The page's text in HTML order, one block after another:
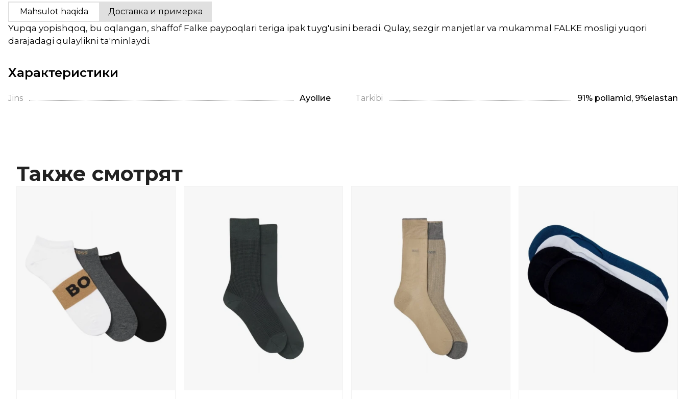
Mahsulot haqida Доставка и примерка
Yupqa yopishqoq, bu oqlangan, shaffof Falke paypoqlari teriga ipak tuyg'usini beradi. Qulay, sezgir manjetlar va mukammal FALKE mosligi yuqori
darajadagi qulaylikni ta'minlaydi.
Характеристики
Jins Ayollие Tarkibi 91% poliamid, 9%elastan
Также смотрят